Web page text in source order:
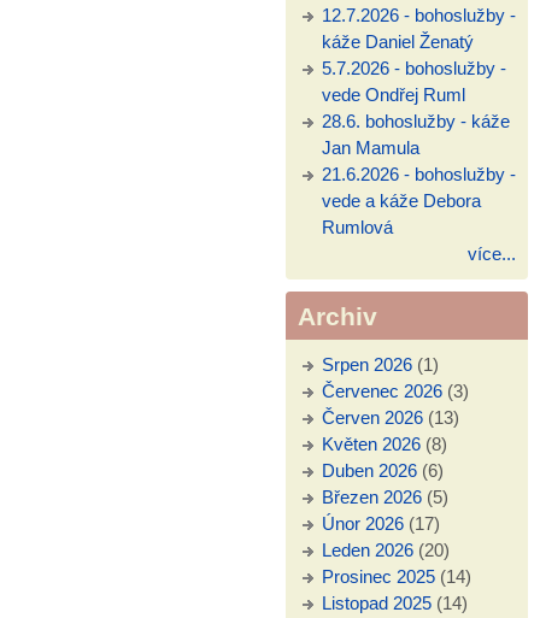
12.7.2026 - bohoslužby -
káže Daniel Ženatý
5.7.2026 - bohoslužby -
vede Ondřej Ruml
28.6. bohoslužby - káže
Jan Mamula
21.6.2026 - bohoslužby -
vede a káže Debora
Rumlová
více...
Archiv
Srpen 2026(1)
Červenec 2026(3)
Červen 2026(13)
Květen 2026(8)
Duben 2026(6)
Březen 2026(5)
Únor 2026(17)
Leden 2026(20)
Prosinec 2025(14)
Listopad 2025(14)